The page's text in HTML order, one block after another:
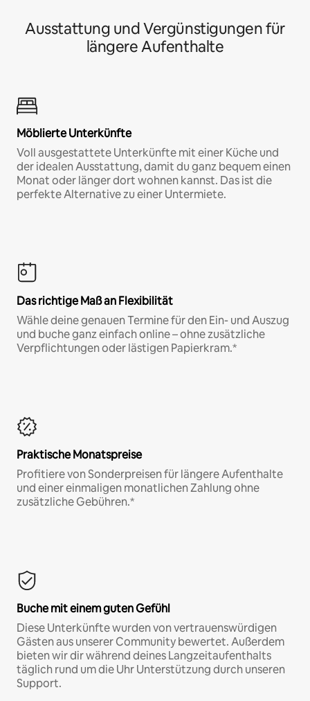
Ausstattung und Vergünstigungen für
längere Aufenthalte
Möblierte Unterkünfte
Voll ausgestattete Unterkünfte mit einer Küche und
der idealen Ausstattung, damit du ganz bequem einen
Monat oder länger dort wohnen kannst. Das ist die
perfekte Alternative zu einer Untermiete.
Das richtige Maß an Flexibilität
Wähle deine genauen Termine für den Ein- und Auszug
und buche ganz einfach online – ohne zusätzliche
Verpflichtungen oder lästigen Papierkram.*
Praktische Monatspreise
Profitiere von Sonderpreisen für längere Aufenthalte
und einer einmaligen monatlichen Zahlung ohne
zusätzliche Gebühren.*
Buche mit einem guten Gefühl
Diese Unterkünfte wurden von vertrauenswürdigen
Gästen aus unserer Community bewertet. Außerdem
bieten wir dir während deines Langzeitaufenthalts
täglich rund um die Uhr Unterstützung durch unseren
Support.